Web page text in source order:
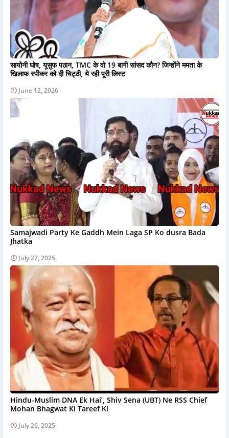
सायोनी घोष, यूसुफ पठान, TMC के वो 19 बागी सांसद कौन? जिन्होंने ममता के
खिलाफ स्पीकर को दी चिट्ठी, ये रही पूरी लिस्ट
June 12, 2026
Samajwadi Party Ke Gaddh Mein Laga SP Ko dusra Bada
Jhatka
July 27, 2025
Hindu-Muslim DNA Ek Hai’, Shiv Sena (UBT) Ne RSS Chief
Mohan Bhagwat Ki Tareef Ki
July 26, 2025